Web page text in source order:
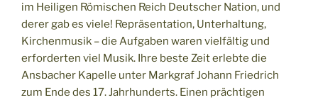
im Heiligen Römischen Reich Deutscher Nation, und
derer gab es viele! Repräsentation, Unterhaltung,
Kirchenmusik – die Aufgaben waren vielfältig und
erforderten viel Musik. Ihre beste Zeit erlebte die
Ansbacher Kapelle unter Markgraf Johann Friedrich
zum Ende des 17. Jahrhunderts. Einen prächtigen